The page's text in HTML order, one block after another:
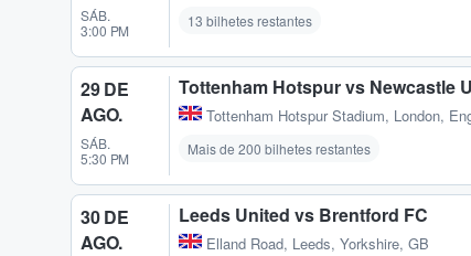
SÁB.
3:00 PM
13 bilhetes restantes
29 DE
AGO.
SÁB.
5:30 PM
Tottenham Hotspur vs Newcastle
Tottenham Hotspur Stadium, London,
Mais de 200 bilhetes restantes
30 DE
AGO.
Leeds United vs Brentford FC
Elland Road, Leeds, Yorkshire, GB